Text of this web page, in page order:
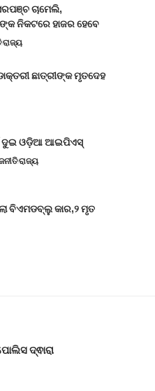
ଚାମେଲି,
ନିକଟରେ ହାଜର ହେବେ
ରାଜ୍ୟ
ଛାତ୍ରୀଙ୍କ ମୃତଦେହ
ଦୁଇ ଓଡ଼ିଆ ଆଇପିଏସ୍
ରାଜ୍ୟ
ବିଏମଡବ୍ଲୁ କାର,୨ ମୃତ
ଦ୍ଵାରା